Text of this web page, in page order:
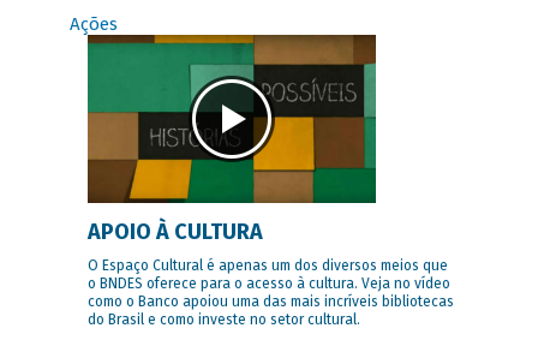
Ações
APOIO À CULTURA
O Espaço Cultural é apenas um dos diversos meios que
o BNDES oferece para o acesso à cultura. Veja no vídeo
como o Banco apoiou uma das mais incríveis bibliotecas
do Brasil e como investe no setor cultural.